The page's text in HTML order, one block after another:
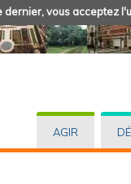
vous acceptez
AGIR